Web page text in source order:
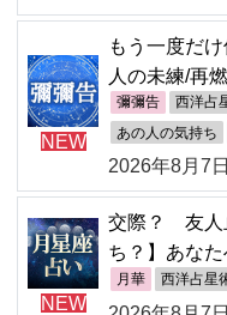
NEW
もう一度だ
人の未練/再
彌彌告 西洋占
あの人の気持ち
2026年8月7日
NEW
交際？ 友人
ち？】あな
月華 西洋占星